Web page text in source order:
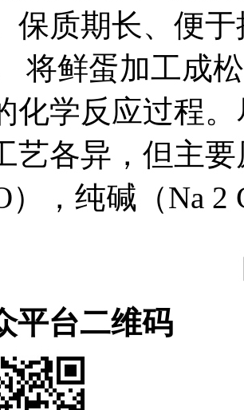
保质期长、便
将鲜蛋加工成
化学反应过程
艺各异，但主
），纯碱（Na 2
平台二维码